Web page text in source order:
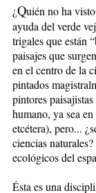
¿Quién no ha
ayuda del verde
trigales que están
paisajes que
en el centro de la
pintados
pintores
humano, ya sea
etcétera), pero...
ciencias
ecológicos del
Ésta es una